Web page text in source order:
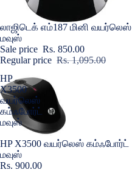
Sold out
லாஜிடெக் எம்187 மினி வயர்லெஸ்
மவுஸ்
Sale price Rs. 850.00
Regular price Rs. 1,095.00
HP
X3500
வயர்லெஸ்
கம்ஃபோர்ட்
மவுஸ்
Sold out
HP X3500 வயர்லெஸ் கம்ஃபோர்ட்
மவுஸ்
Rs. 900.00